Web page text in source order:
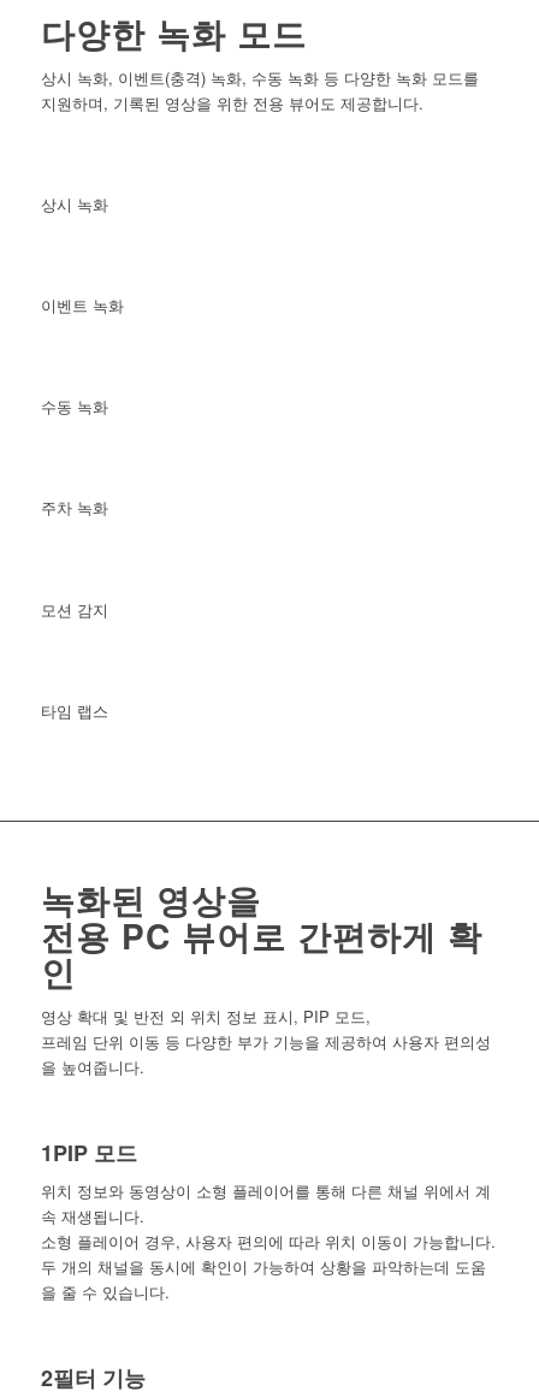
다양한 녹화 모드
상시 녹화, 이벤트(충격) 녹화, 수동 녹화 등 다양한 녹화 모드를
지원하며, 기록된 영상을 위한 전용 뷰어도 제공합니다.
상시 녹화
이벤트 녹화
수동 녹화
주차 녹화
모션 감지
타임 랩스
녹화된 영상을
전용 PC 뷰어로 간편하게 확
인
영상 확대 및 반전 외 위치 정보 표시, PIP 모드,
프레임 단위 이동 등 다양한 부가 기능을 제공하여 사용자 편의성
을 높여줍니다.
1PIP 모드
위치 정보와 동영상이 소형 플레이어를 통해 다른 채널 위에서 계
속 재생됩니다.
소형 플레이어 경우, 사용자 편의에 따라 위치 이동이 가능합니다.
두 개의 채널을 동시에 확인이 가능하여 상황을 파악하는데 도움
을 줄 수 있습니다.
2필터 기능